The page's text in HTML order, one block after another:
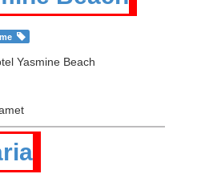
Yasmine Beach